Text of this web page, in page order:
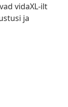
vidaXL-ilt
ja